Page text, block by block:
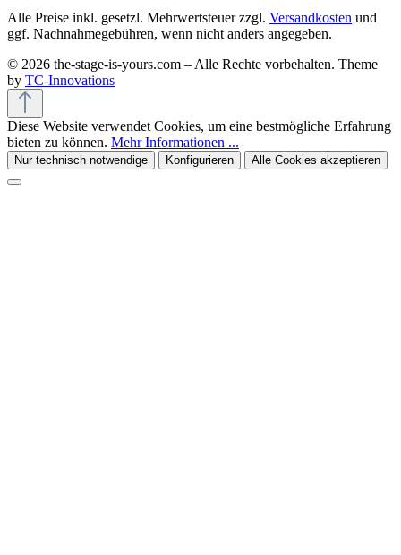
Alle Preise inkl. gesetzl. Mehrwertsteuer zzgl. Versandkosten und
ggf. Nachnahmegebühren, wenn nicht anders angegeben.
© 2026 the-stage-is-yours.com – Alle Rechte vorbehalten. Theme
by TC-Innovations
Diese Website verwendet Cookies, um eine bestmögliche Erfahrung
bieten zu können. Mehr Informationen ...
Nur technisch notwendige Konfigurieren Alle Cookies akzeptieren